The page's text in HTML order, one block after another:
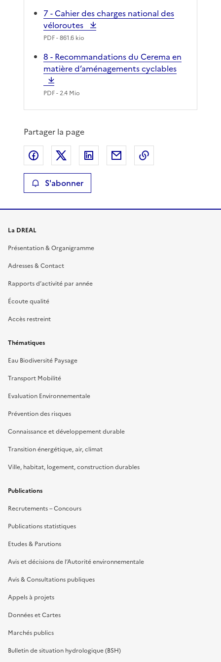
7 - Cahier des charges national des
véloroutes
PDF- 861.6 kio
8 - Recommandations du Cerema en
matière d’aménagements cyclables
PDF- 2.4 Mio
Partager la page
Partager sur Facebook
Partager sur XPartager sur LinkedIn
Partager par email
S'abonner
La DREAL
Présentation & Organigramme
Adresses & Contact
Rapports d’activité par année
Écoute qualité
Accès restreint
Thématiques
Eau Biodiversité Paysage
Transport Mobilité
Evaluation Environnementale
Prévention des risques
Connaissance et développement durable
Transition énergétique, air, climat
Ville, habitat, logement, construction durables
Publications
Recrutements – Concours
Publications statistiques
Etudes & Parutions
Avis et décisions de l’Autorité environnementale
Avis & Consultations publiques
Appels à projets
Données et Cartes
Marchés publics
Bulletin de situation hydrologique (BSH)